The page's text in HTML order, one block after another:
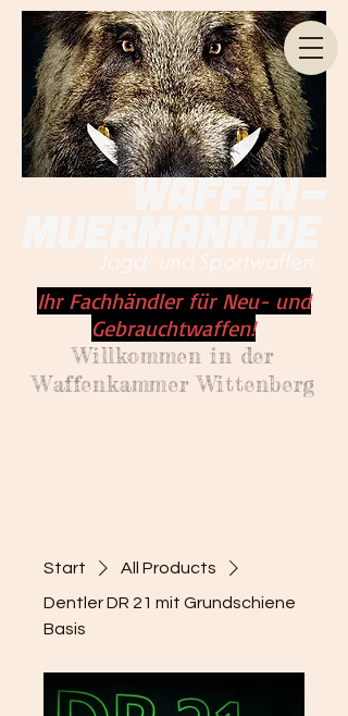
Ihr Fachhändler für Neu- und
Gebrauchtwaffen!
Willkommen in der
Waffenkammer Wittenberg
Start
All Products
Dentler DR 21 mit Grundschiene
Basis